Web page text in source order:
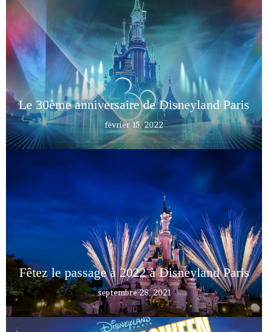
Le 30ème anniversaire de Disneyland Paris
février 15, 2022
Fêtez le passage à 2022 à Disneyland Paris
septembre 28, 2021